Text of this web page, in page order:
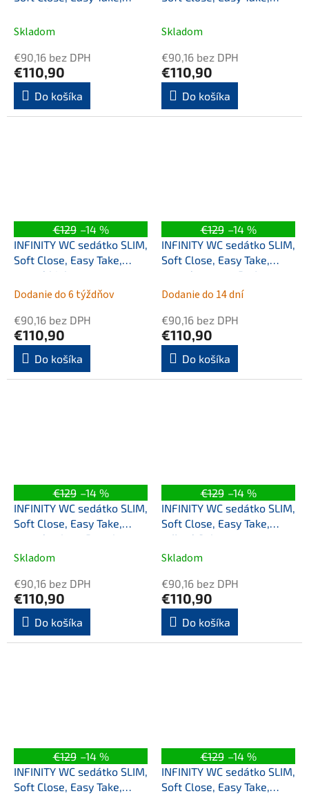
Skladom
€90,16 bez DPH
€110,90
Do košíka
Skladom
€90,16 bez DPH
€110,90
Do košíka
€129 –14 %
INFINITY WC sedátko SLIM,
Soft Close, Easy Take,
matná biela
Dodanie do 6 týždňov
€90,16 bez DPH
€110,90
Do košíka
€129 –14 %
INFINITY WC sedátko SLIM,
Soft Close, Easy Take,
matná maroon Red
Dodanie do 14 dní
€90,16 bez DPH
€110,90
Do košíka
€129 –14 %
INFINITY WC sedátko SLIM,
Soft Close, Easy Take,
matná zelena Petrol
Skladom
€90,16 bez DPH
€110,90
Do košíka
€129 –14 %
INFINITY WC sedátko SLIM,
Soft Close, Easy Take,
ružová Salmon
Skladom
€90,16 bez DPH
€110,90
Do košíka
€129 –14 %
INFINITY WC sedátko SLIM,
Soft Close, Easy Take,
€129 –14 %
INFINITY WC sedátko SLIM,
Soft Close, Easy Take,